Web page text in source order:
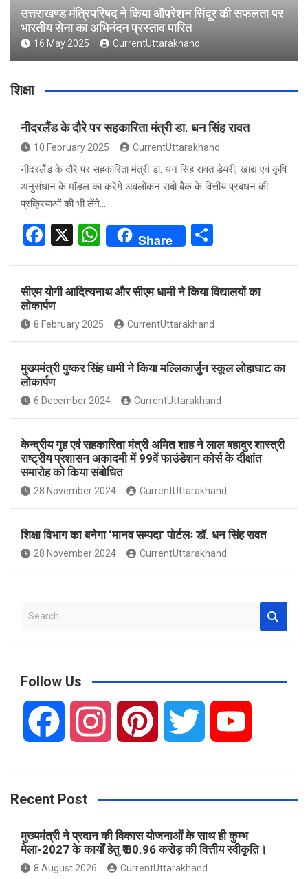
उत्तराखण्ड मंत्रिपरिषद ने किया ऑपरेशन सिंदूर की सफलता पर
भारतीय सेना का अभिनंदन प्रस्ताव पारित
16 May 2025 CurrentUttarakhand
शिक्षा
नीदरलैंड के दौरे पर सहकारिता मंत्री डा. धन सिंह रावत
10 February 2025 CurrentUttarakhand
नीदरलैंड के दौरे पर सहकारिता मंत्री डा. धन सिंह रावत डेयरी, खाद्य एवं कृषि
अनुसंधान के मॉडल का करेंगे अवलोकन राबो बैंक के वित्तीय प्रबंधन की
प्रक्रियाओं की भी लेंगे…
F
ce
b
o
o
k
X
W
s
A
p
p
Share
ar
e
सीएम योगी आदित्यनाथ और सीएम धामी ने किया विद्यालयों का
लोकार्पण
8 February 2025 CurrentUttarakhand
मुख्यमंत्री पुष्कर सिंह धामी ने किया मल्लिकार्जुन स्कूल लोहाघाट का
लोकार्पण
6 December 2024 CurrentUttarakhand
केन्द्रीय गृह एवं सहकारिता मंत्री अमित शाह ने लाल बहादुर शास्त्री
राष्ट्रीय प्रशासन अकादमी में 99वें फाउंडेशन कोर्स के दीक्षांत
समारोह को किया संबोधित
28 November 2024 CurrentUttarakhand
शिक्षा विभाग का बनेगा ‘मानव सम्पदा’ पोर्टलः डॉ. धन सिंह रावत
28 November 2024 CurrentUttarakhand
a
c
Follow Us
c
e
s
t
n
t
i
t
u
T
Recent Post
मुख्यमंत्री ने प्रदान की विकास योजनाओं के साथ ही कुम्भ
मेला-2027 के कार्यों हेतु ₹ 80.96 करोड़ की वित्तीय स्वीकृति।
8 August 2026 CurrentUttarakhand